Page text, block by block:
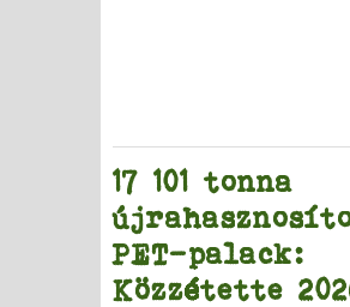
17 101 tonna
PET-palack:
Közzétette